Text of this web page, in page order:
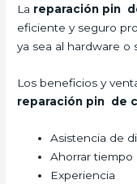
La reparación pin
eficiente y seguro
ya sea al hardware o
Los beneficios y
reparación pin de
Asistencia de
Ahorrar tiempo
Experiencia